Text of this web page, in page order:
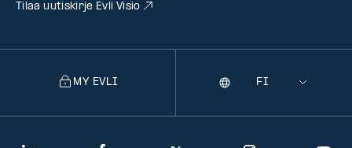
Tilaa uutiskirje Evli Visio
MY EVLI
Selecting
Kieli